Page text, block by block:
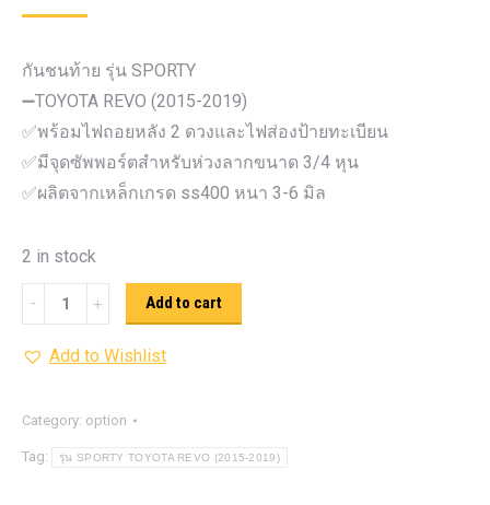
กันชนท้าย รุ่น SPORTY
➖TOYOTA REVO (2015-2019)
✅พร้อมไฟถอยหลัง 2 ดวงและไฟส่องป้ายทะเบียน
✅มีจุดซัพพอร์ตสำหรับห่วงลากขนาด 3/4 หุน
✅ผลิตจากเหล็กเกรด ss400 หนา 3-6 มิล
2 in stock
กันชน
ท้าย
รุ่น
TOYOTA
REVO
Add to cart
Add to Wishlist
Category: option
Tag: รุ่น SPORTY TOYOTA REVO (2015-2019)